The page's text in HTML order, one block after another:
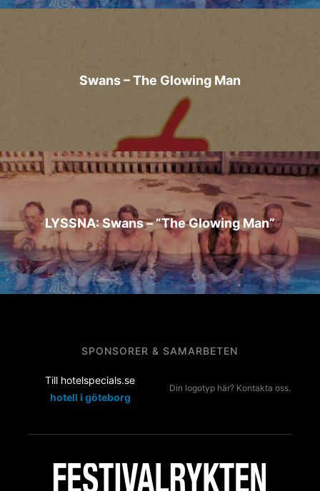
Swans – The Glowing Man
LYSSNA: Swans – ”The Glowing Man”
SPONSORER & SAMARBETEN
Till hotelspecials.se
hotell i göteborg
Din logotyp här? Kontakta oss.